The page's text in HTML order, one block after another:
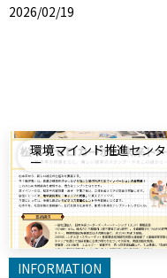
2026/02/19
環境マインド推進センタ
ー
INFORMATION